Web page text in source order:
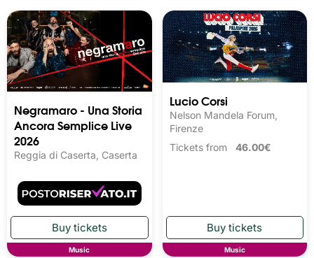
Negramaro - Una Storia
Ancora Semplice Live
2026
Reggia di Caserta, Caserta
Music
Lucio Corsi
Nelson Mandela Forum,
Firenze
Tickets from 46.00€
Music